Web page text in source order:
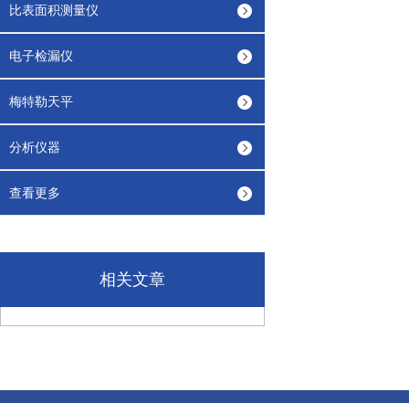
比表面积测量仪
电子检漏仪
梅特勒天平
分析仪器
查看更多
相关文章